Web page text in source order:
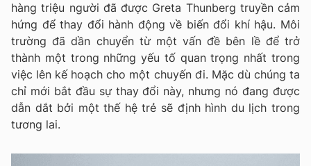
hàng triệu người đã được Greta Thunberg truyền cảm
hứng để thay đổi hành động về biến đổi khí hậu. Môi
trường đã dần chuyển từ một vấn đề bên lề để trở
thành một trong những yếu tố quan trọng nhất trong
việc lên kế hoạch cho một chuyến đi. Mặc dù chúng ta
chỉ mới bắt đầu sự thay đổi này, nhưng nó đang được
dẫn dắt bởi một thế hệ trẻ sẽ định hình du lịch trong
tương lai.